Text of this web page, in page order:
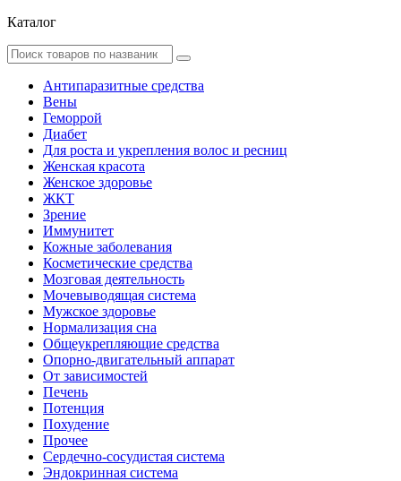
Каталог
Антипаразитные средства
Вены
Геморрой
Диабет
Для роста и укрепления волос и ресниц
Женская красота
Женское здоровье
ЖКТ
Зрение
Иммунитет
Кожные заболевания
Косметические средства
Мозговая деятельность
Мочевыводящая система
Мужское здоровье
Нормализация сна
Общеукрепляющие средства
Опорно-двигательный аппарат
От зависимостей
Печень
Потенция
Похудение
Прочее
Сердечно-сосудистая система
Эндокринная система